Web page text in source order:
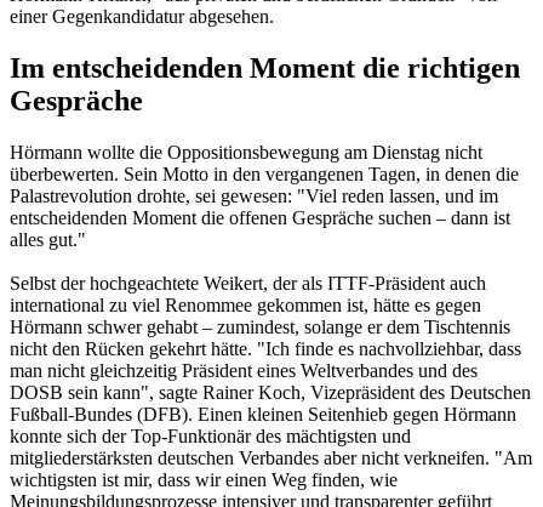
einer Gegenkandidatur abgesehen.
Im entscheidenden Moment die richtigen
Gespräche
Hörmann wollte die Oppositionsbewegung am Dienstag nicht
überbewerten. Sein Motto in den vergangenen Tagen, in denen die
Palastrevolution drohte, sei gewesen: "Viel reden lassen, und im
entscheidenden Moment die offenen Gespräche suchen – dann ist
alles gut."
Selbst der hochgeachtete Weikert, der als ITTF-Präsident auch
international zu viel Renommee gekommen ist, hätte es gegen
Hörmann schwer gehabt – zumindest, solange er dem Tischtennis
nicht den Rücken gekehrt hätte. "Ich finde es nachvollziehbar, dass
man nicht gleichzeitig Präsident eines Weltverbandes und des
DOSB sein kann", sagte Rainer Koch, Vizepräsident des Deutschen
Fußball-Bundes (DFB). Einen kleinen Seitenhieb gegen Hörmann
konnte sich der Top-Funktionär des mächtigsten und
mitgliederstärksten deutschen Verbandes aber nicht verkneifen. "Am
wichtigsten ist mir, dass wir einen Weg finden, wie
Meinungsbildungsprozesse intensiver und transparenter geführt